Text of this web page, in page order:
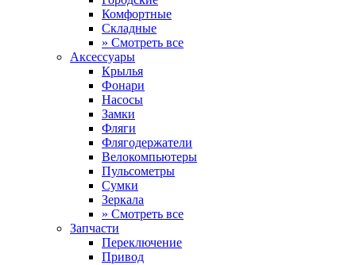
Комфортные
Складные
» Смотреть все
Аксессуары
Крылья
Фонари
Насосы
Замки
Фляги
Флягодержатели
Велокомпьютеры
Пульсометры
Сумки
Зеркала
» Смотреть все
Запчасти
Переключение
Привод